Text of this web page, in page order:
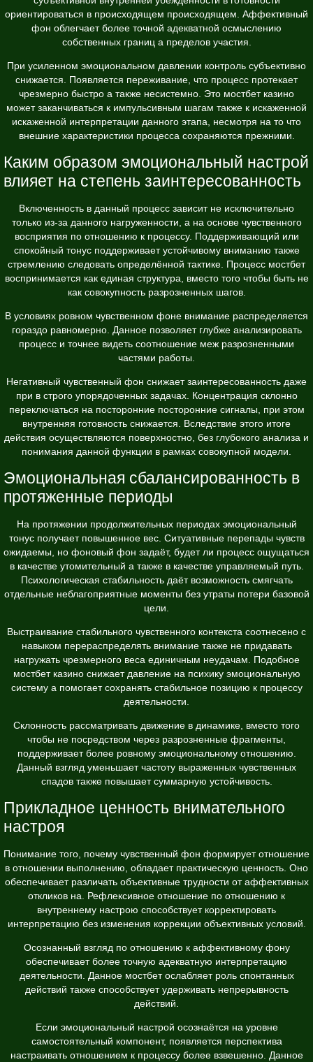
ориентироваться в происходящем происходящем. Аффективный
фон облегчает более точной адекватной осмыслению
собственных границ а пределов участия.
При усиленном эмоциональном давлении контроль субъективно
снижается. Появляется переживание, что процесс протекает
чрезмерно быстро а также несистемно. Это мостбет казино
может заканчиваться к импульсивным шагам также к искаженной
искаженной интерпретации данного этапа, несмотря на то что
внешние характеристики процесса сохраняются прежними.
Каким образом эмоциональный настрой
влияет на степень заинтересованность
Включенность в данный процесс зависит не исключительно
только из-за данного нагруженности, а на основе чувственного
восприятия по отношению к процессу. Поддерживающий или
спокойный тонус поддерживает устойчивому вниманию также
стремлению следовать определённой тактике. Процесс мостбет
воспринимается как единая структура, вместо того чтобы быть не
как совокупность разрозненных шагов.
В условиях ровном чувственном фоне внимание распределяется
гораздо равномерно. Данное позволяет глубже анализировать
процесс и точнее видеть соотношение меж разрозненными
частями работы.
Негативный чувственный фон снижает заинтересованность даже
при в строго упорядоченных задачах. Концентрация склонно
переключаться на посторонние посторонние сигналы, при этом
внутренняя готовность снижается. Вследствие этого итоге
действия осуществляются поверхностно, без глубокого анализа и
понимания данной функции в рамках совокупной модели.
Эмоциональная сбалансированность в
протяженные периоды
На протяжении продолжительных периодах эмоциональный
тонус получает повышенное вес. Ситуативные перепады чувств
ожидаемы, но фоновый фон задаёт, будет ли процесс ощущаться
в качестве утомительный а также в качестве управляемый путь.
Психологическая стабильность даёт возможность смягчать
отдельные неблагоприятные моменты без утраты потери базовой
цели.
Выстраивание стабильного чувственного контекста соотнесено с
навыком перераспределять внимание также не придавать
нагружать чрезмерного веса единичным неудачам. Подобное
мостбет казино снижает давление на психику эмоциональную
систему а помогает сохранять стабильное позицию к процессу
деятельности.
Склонность рассматривать движение в динамике, вместо того
чтобы не посредством через разрозненные фрагменты,
поддерживает более ровному эмоциональному отношению.
Данный взгляд уменьшает частоту выраженных чувственных
спадов также повышает суммарную устойчивость.
Прикладное ценность внимательного
настроя
Понимание того, почему чувственный фон формирует отношение
в отношении выполнению, обладает практическую ценность. Оно
обеспечивает различать объективные трудности от аффективных
откликов на. Рефлексивное отношение по отношению к
внутреннему настрою способствует корректировать
интерпретацию без изменения коррекции объективных условий.
Осознанный взгляд по отношению к аффективному фону
обеспечивает более точную адекватную интерпретацию
деятельности. Данное мостбет ослабляет роль спонтанных
действий также способствует удерживать непрерывность
действий.
Если эмоциональный настрой осознаётся на уровне
самостоятельный компонент, появляется перспектива
настраивать отношением к процессу более взвешенно. Данное